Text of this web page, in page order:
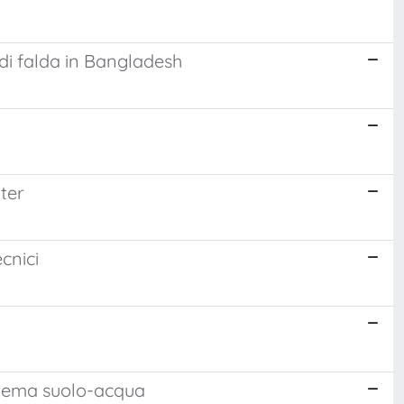
falda in Bangladesh
suolo-acqua